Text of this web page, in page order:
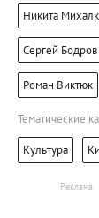
Никита
Сергей Бодров
Роман Виктюк
Тематические
Культура